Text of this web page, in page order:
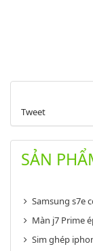
Tweet
SẢN
Samsung s7e
Màn j7 Prime
Sim ghép